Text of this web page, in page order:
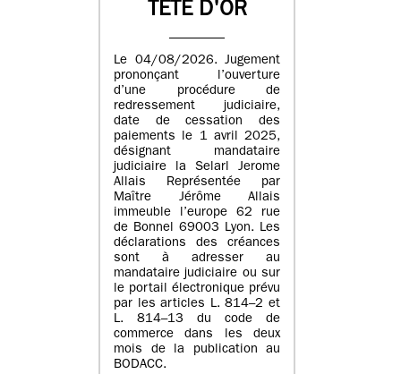
TETE D'OR
Le 04/08/2026. Jugement
prononçant l’ouverture
d’une procédure de
redressement judiciaire,
date de cessation des
paiements le 1 avril 2025,
désignant mandataire
judiciaire la Selarl Jerome
Allais Représentée par
Maître Jérôme Allais
immeuble l’europe 62 rue
de Bonnel 69003 Lyon. Les
déclarations des créances
sont à adresser au
mandataire judiciaire ou sur
le portail électronique prévu
par les articles L. 814–2 et
L. 814–13 du code de
commerce dans les deux
mois de la publication au
BODACC.